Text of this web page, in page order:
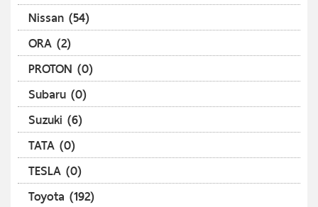
Nissan (54)
ORA (2)
PROTON (0)
Subaru (0)
Suzuki (6)
TATA (0)
TESLA (0)
Toyota (192)